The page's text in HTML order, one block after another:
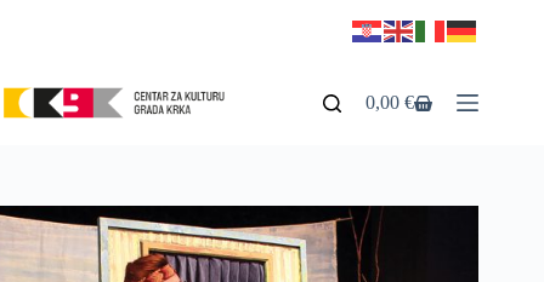
0,00€